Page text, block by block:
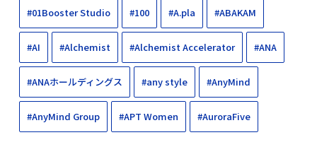
#01Booster Studio #100 #A.pla #ABAKAM
#AI #Alchemist #Alchemist Accelerator #ANA
#ANAホールディングス #any style #AnyMind
#AnyMind Group #APT Women #AuroraFive